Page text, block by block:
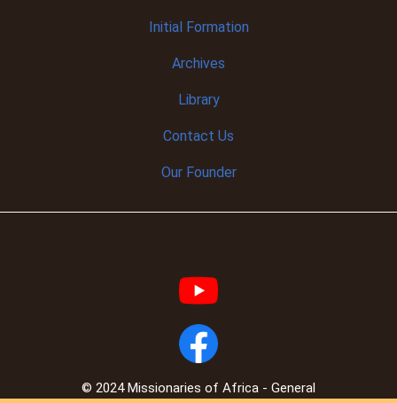
InitialFormation
Archives
Library
Contact Us
Our Founder
© 2024 Missionaries of Africa - General